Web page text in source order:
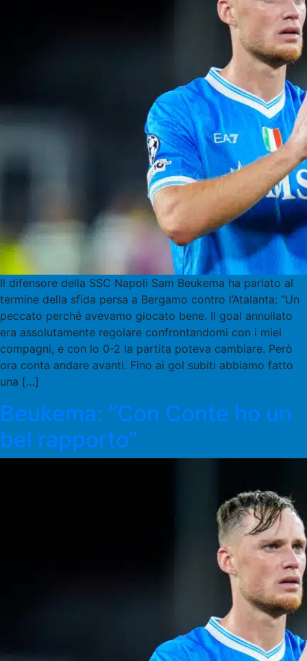
Il difensore della SSC Napoli Sam Beukema ha parlato al
termine della sfida persa a Bergamo contro l’Atalanta: “Un
peccato perché avevamo giocato bene. Il goal annullato
era assolutamente regolare confrontandomi con i miei
compagni, e con lo 0-2 la partita poteva cambiare. Però
ora conta andare avanti. Fino ai gol subiti abbiamo fatto
una […]
Beukema: “Con Conte ho un
bel rapporto”